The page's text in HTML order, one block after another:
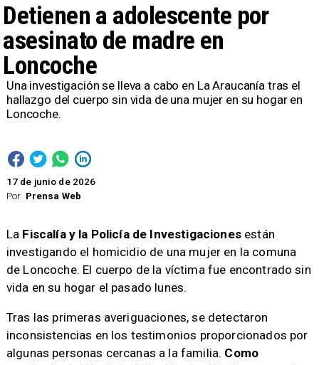
Por Prensa Web
Detienen a adolescente por
asesinato de madre en
Loncoche
17 de junio de 2026
Una investigación se lleva a cabo en La Araucanía tras el
hallazgo del cuerpo sin vida de una mujer en su hogar en
Loncoche.
La Fiscalía y la Policía de Investigacionesestán
investigando el homicidio de una mujer en la comuna
de Loncoche. El cuerpo de la víctima fue encontrado sin
vida en su hogar el pasado lunes.
Tras las primeras averiguaciones, se detectaron
inconsistencias en los testimonios proporcionados por
algunas personas cercanas a la familia. Como